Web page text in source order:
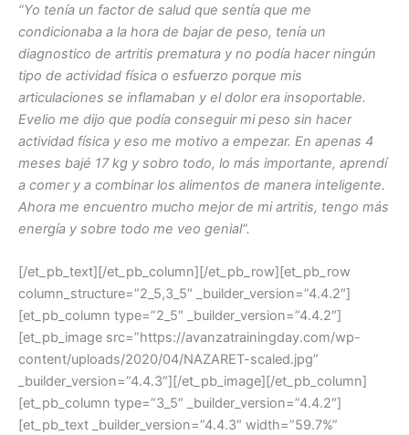
“Yo tenía un factor de salud que sentía que me
condicionaba a la hora de bajar de peso, tenía un
diagnostico de artritis prematura y no podía hacer ningún
tipo de actividad física o esfuerzo porque mis
articulaciones se inflamaban y el dolor era insoportable.
Evelio me dijo que podía conseguir mi peso sin hacer
actividad física y eso me motivo a empezar. En apenas 4
meses bajé 17 kg y sobro todo, lo más importante, aprendí
a comer y a combinar los alimentos de manera inteligente.
Ahora me encuentro mucho mejor de mi artritis, tengo más
energía y sobre todo me veo genial”.
[/et_pb_text][/et_pb_column][/et_pb_row][et_pb_row
column_structure=”2_5,3_5″ _builder_version=”4.4.2″]
[et_pb_column type=”2_5″ _builder_version=”4.4.2″]
[et_pb_image src=”https://avanzatrainingday.com/wp-
content/uploads/2020/04/NAZARET-scaled.jpg”
_builder_version=”4.4.3″][/et_pb_image][/et_pb_column]
[et_pb_column type=”3_5″ _builder_version=”4.4.2″]
[et_pb_text _builder_version=”4.4.3″ width=”59.7%”